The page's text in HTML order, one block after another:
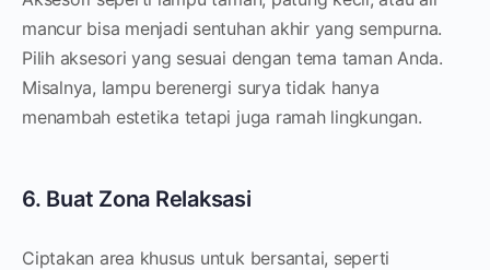
mancur bisa menjadi sentuhan akhir yang sempurna.
Pilih aksesori yang sesuai dengan tema taman Anda.
Misalnya, lampu berenergi surya tidak hanya
menambah estetika tetapi juga ramah lingkungan.
6. Buat Zona Relaksasi
Ciptakan area khusus untuk bersantai, seperti